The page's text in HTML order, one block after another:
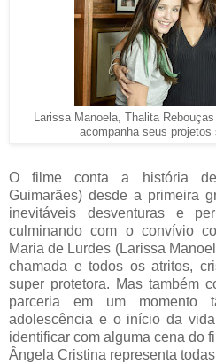
Larissa Manoela, Thalita
acompanha seus projetos
O filme conta a história
Guimarães) desde a primeira
inevitáveis desventuras e
culminando com o convívio
Maria de Lurdes (Larissa
chamada e todos os atritos,
super protetora. Mas também
parceria em um
adolescência e o início da
identificar com alguma cena do
Ângela Cristina representa